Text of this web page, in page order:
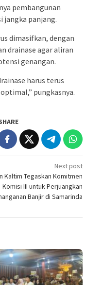
pembangunan
jangka panjang.
dimasifkan, dengan
drainase agar aliran
genangan.
harus terus
pungkasnya.
Next post
Kaltim Tegaskan Komitmen
Komisi III untuk Perjuangkan
Banjir di Samarinda